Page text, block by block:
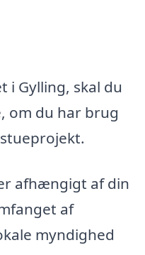
i Gylling, skal du
om du har brug
afhængigt af din
af
myndighed